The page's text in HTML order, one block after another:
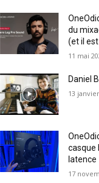
du
(et il
11 mai
Daniel
13
casque
latence
17